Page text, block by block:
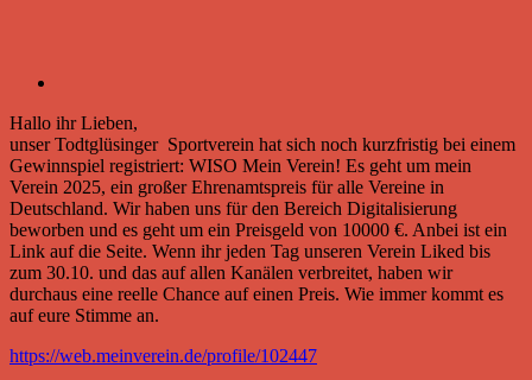
Hallo ihr Lieben,
unser Todtglüsinger Sportverein hat sich noch kurzfristig bei einem
Gewinnspiel registriert: WISO Mein Verein! Es geht um mein
Verein 2025, ein großer Ehrenamtspreis für alle Vereine in
Deutschland. Wir haben uns für den Bereich Digitalisierung
beworben und es geht um ein Preisgeld von 10000 €. Anbei ist ein
Link auf die Seite. Wenn ihr jeden Tag unseren Verein Liked bis
zum 30.10. und das auf allen Kanälen verbreitet, haben wir
durchaus eine reelle Chance auf einen Preis. Wie immer kommt es
auf eure Stimme an.
https://web.meinverein.de/profile/102447